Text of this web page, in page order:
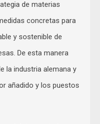
de materias
concretas para
y sostenible de
De esta manera
la industria alemana y
añadido y los puestos